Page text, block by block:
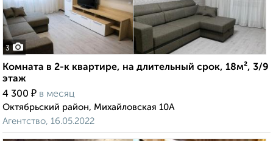
3
Комната в 2-к квартире, на длительный срок, 18м², 3/9
этаж
4 300 ₽ в месяц
Октябрьский район, Михайловская 10А
Агентство, 16.05.2022